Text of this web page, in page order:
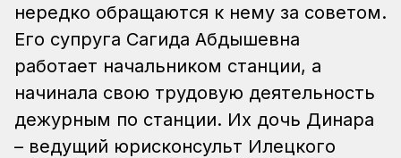
нередко обращаются к нему за советом.
Его супруга Сагида Абдышевна
работает начальником станции, а
начинала свою трудовую деятельность
дежурным по станции. Их дочь Динара
– ведущий юрисконсульт Илецкого